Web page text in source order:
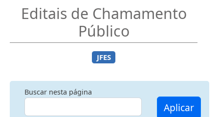
Editais de Chamamento
Público
JFES
Buscar nesta página
Aplicar